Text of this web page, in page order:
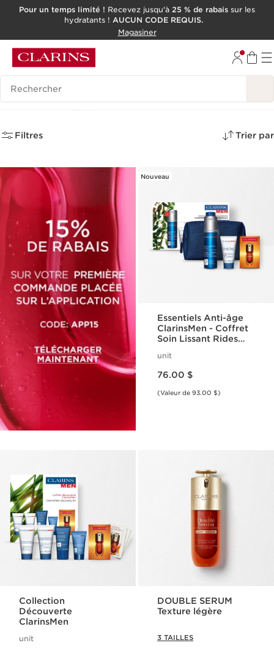
ALLER AU CONTENU
OUTIL D'ACCESSIBILITÉ
Pour un temps limité ! Recevez jusqu'à 25 % de rabais sur les
hydratants ! AUCUN CODE REQUIS.
Magasiner
Historique des recherches
Pour Lui (12)
Filtres Trier par
Nouveau
Essentiels Anti-âge
ClarinsMen - Coffret
Soin Lissant Rides
Serum Texture
Légère
unit
76.00 $
(Valeur de 93.00 $)
Collection
Découverte
ClarinsMen
unit
DOUBLE SERUM
Texture légère
3 TAILLES